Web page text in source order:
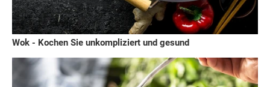
Wok - Kochen Sie unkompliziert und gesund